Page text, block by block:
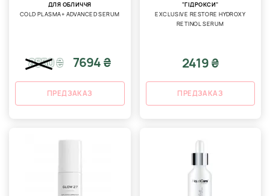
ДЛЯ ОБЛИЧЧЯ
COLD PLASMA+ ADVANCED SERUM
8550₴ 7694 ₴
ПРЕДЗАКАЗ
"ГІДРОКСИ"
EXCLUSIVE RESTORE HYDROXY
RETINOL SERUM
2419 ₴
ПРЕДЗАКАЗ